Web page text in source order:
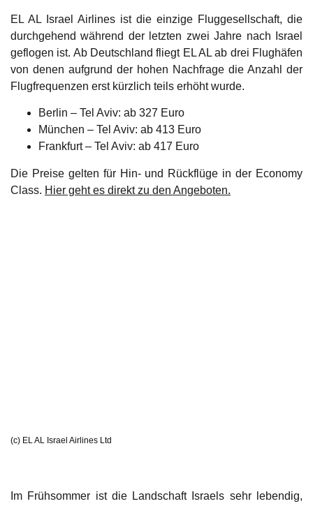
EL AL Israel Airlines ist die einzige Fluggesellschaft, die
durchgehend während der letzten zwei Jahre nach Israel
geflogen ist. Ab Deutschland fliegt EL AL ab drei Flughäfen
von denen aufgrund der hohen Nachfrage die Anzahl der
Flugfrequenzen erst kürzlich teils erhöht wurde.
Berlin – Tel Aviv: ab 327 Euro
München – Tel Aviv: ab 413 Euro
Frankfurt – Tel Aviv: ab 417 Euro
Die Preise gelten für Hin- und Rückflüge in der Economy
Class. Hier geht es direkt zu den Angeboten.
(c) EL AL Israel Airlines Ltd
Im Frühsommer ist die Landschaft Israels sehr lebendig,